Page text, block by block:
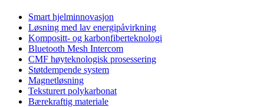
Smart hjelminnovasjon
Løsning med lav energipåvirkning
Kompositt- og karbonfiberteknologi
Bluetooth Mesh Intercom
CMF høyteknologisk prosessering
Støtdempende system
Magnetløsning
Teksturert polykarbonat
Bærekraftig materiale